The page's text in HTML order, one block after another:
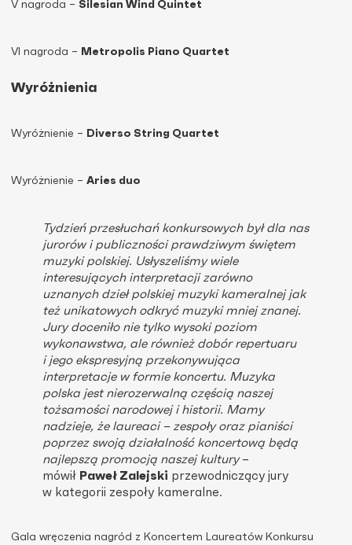
V nagroda – Silesian Wind Quintet
VI nagroda – Metropolis Piano Quartet
Wyróżnienia
Wyróżnienie – Diverso String Quartet
Wyróżnienie – Aries duo
Tydzień przesłuchań konkursowych był dla nas
jurorów i publiczności prawdziwym świętem
muzyki polskiej. Usłyszeliśmy wiele
interesujących interpretacji zarówno
uznanych dzieł polskiej muzyki kameralnej jak
też unikatowych odkryć muzyki mniej znanej.
Jury doceniło nie tylko wysoki poziom
wykonawstwa, ale również dobór repertuaru
i jego ekspresyjną przekonywująca
interpretacje w formie koncertu. Muzyka
polska jest nierozerwalną częścią naszej
tożsamości narodowej i historii. Mamy
nadzieje, że laureaci – zespoły oraz pianiści
poprzez swoją działalność koncertową będą
najlepszą promocją naszej kultury–
mówił Paweł Zalejski przewodniczący jury
w kategorii zespoły kameralne.
Gala wręczenia nagród z Koncertem Laureatów Konkursu